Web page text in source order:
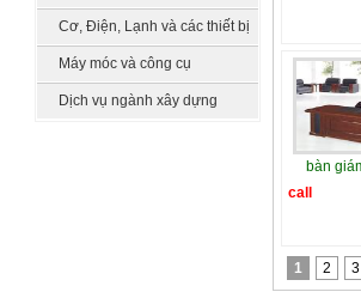
Cơ, Điện, Lạnh và các thiết bị
công nghệ
Máy móc và công cụ
Dịch vụ ngành xây dựng
bàn
call
1 2 3